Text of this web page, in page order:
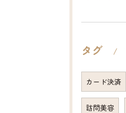
タグ
カード決済
訪問美容